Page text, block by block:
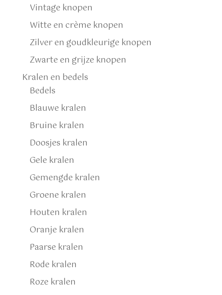
Vintage knopen
Witte en crème knopen
Zilver en goudkleurige knopen
Zwarte en grijze knopen
Kralen en bedels
Bedels
Blauwe kralen
Bruine kralen
Doosjes kralen
Gele kralen
Gemengde kralen
Groene kralen
Houten kralen
Oranje kralen
Paarse kralen
Rode kralen
Roze kralen